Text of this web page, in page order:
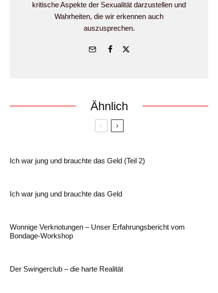
kritische Aspekte der Sexualität darzustellen und
Wahrheiten, die wir erkennen auch
auszusprechen.
Ähnlich
Ich war jung und brauchte das Geld (Teil 2)
Ich war jung und brauchte das Geld
Wonnige Verknotungen – Unser Erfahrungsbericht vom
Bondage-Workshop
Der Swingerclub – die harte Realität